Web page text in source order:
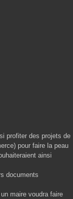
profiter des projets de
pour faire la peau
ainsi
documents
maire voudra faire